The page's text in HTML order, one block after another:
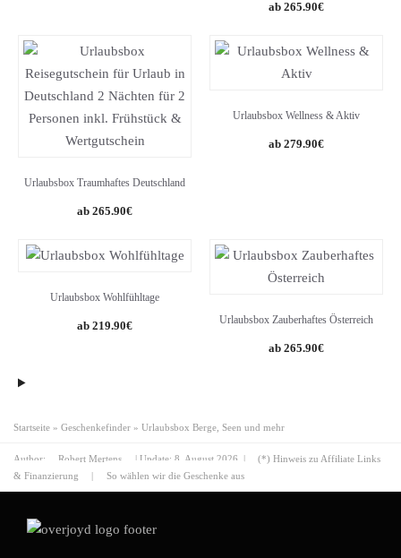
265.90€
Urlaubsbox Traumhaftes Deutschland
265.90€
Urlaubsbox Wellness & Aktiv
279.90€
Urlaubsbox Wohlfühltage
219.90€ Urlaubsbox Zauberhaftes Österreich
265.90€
Startseite » Geschenkefinder » Urlaubsbox Berge, Seen und mehr
Author: Robert Mertens | Update: 8. August 2026 |
(*) Hinweis zu Affiliate Links
& Finanzierung
| So wählen wir die Geschenke aus